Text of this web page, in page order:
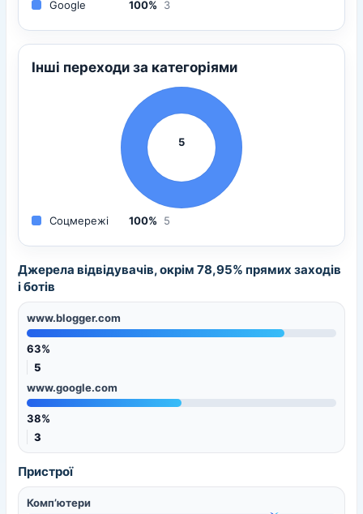
Google 100% 3
Інші переходи за категоріями
5
Соцмережі 100% 5
Джерела відвідувачів, окрім 78,95% прямих заходів
і ботів
www.blogger.com
63%
5
www.google.com
38%
3
Пристрої
Комп’ютери